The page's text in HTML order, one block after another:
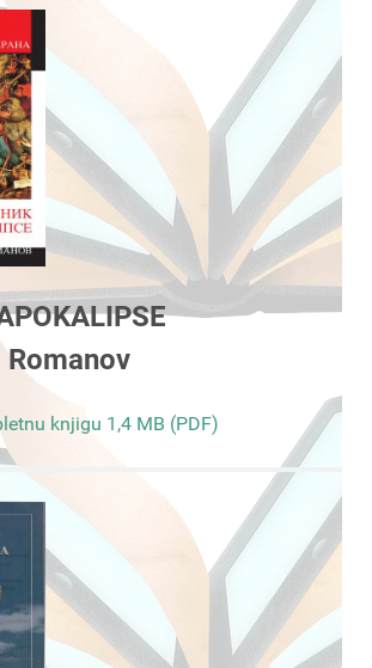
Romanov
knjigu 1,4 MB (PDF)